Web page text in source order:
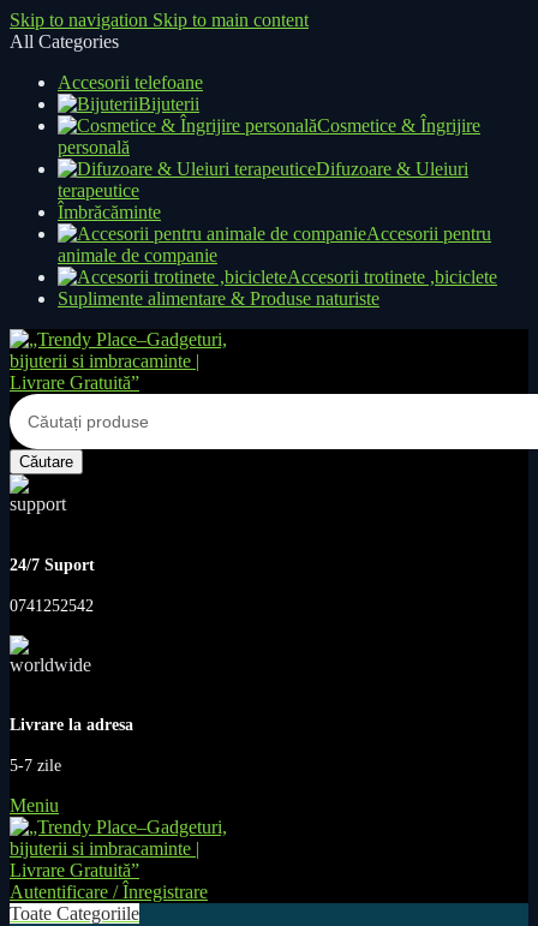
Skip to navigation Skip to main content
All Categories
Accesorii telefoane
Bijuterii
Cosmetice & Îngrijire
personală
Difuzoare & Uleiuri
terapeutice
Îmbrăcăminte
Accesorii pentru
animale de companie
Accesorii trotinete ,biciclete
Suplimente alimentare & Produse naturiste
Căutare
24/7 Suport
0741252542
Livrare la adresa
5-7 zile
Meniu
Autentificare / Înregistrare
Toate Categoriile